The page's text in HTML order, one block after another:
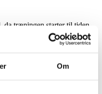
Om
da træningen starter til tiden.
der giver frihed til
adgang til gratis vand, kaffe